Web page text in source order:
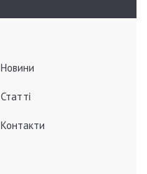
Новини
Статті
Контакти